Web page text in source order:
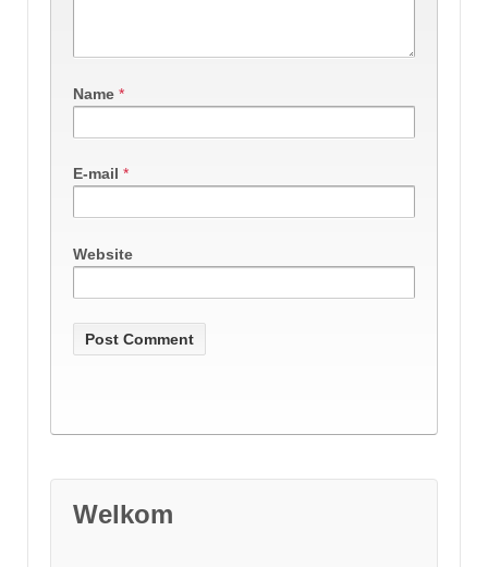
Name *
E-mail *
Website
Welkom